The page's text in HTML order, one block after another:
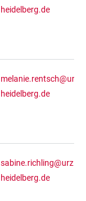
heidelberg.de
heidelberg.de
heidelberg.de